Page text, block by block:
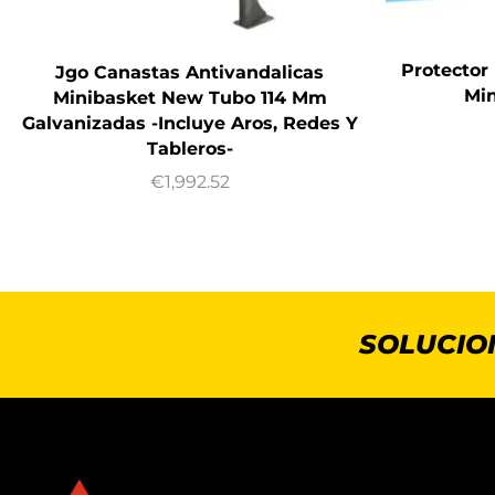
Jgo Canastas Antivandalicas
Minibasket New Tubo 114 Mm
Galvanizadas -Incluye Aros, Redes Y
Tableros-
€1,992.52
Protector